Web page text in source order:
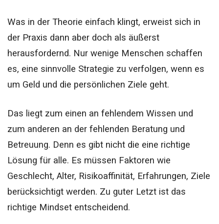
Was in der Theorie einfach klingt, erweist sich in
der Praxis dann aber doch als äußerst
herausfordernd. Nur wenige Menschen schaffen
es, eine sinnvolle Strategie zu verfolgen, wenn es
um Geld und die persönlichen Ziele geht.
Das liegt zum einen an fehlendem Wissen und
zum anderen an der fehlenden Beratung und
Betreuung. Denn es gibt nicht die eine richtige
Lösung für alle. Es müssen Faktoren wie
Geschlecht, Alter, Risikoaffinität, Erfahrungen, Ziele
berücksichtigt werden. Zu guter Letzt ist das
richtige Mindset entscheidend.